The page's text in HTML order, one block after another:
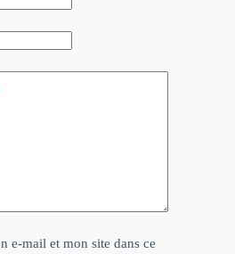
e-mail et mon site dans ce